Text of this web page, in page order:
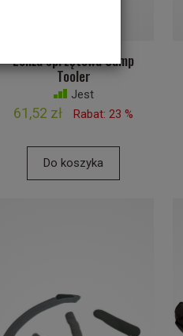
Lonża sprzętowa Camp
Tooler
Jest
61,52 zł Rabat: 23 %
Do koszyka